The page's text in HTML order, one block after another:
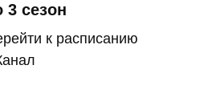
3 сезон
к расписанию